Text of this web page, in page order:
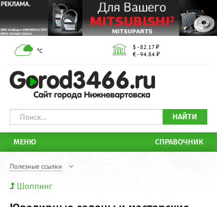
°С
$ - 82.17 ₽
€ - 94.84 ₽
НАЙТИ
МЕНЮ СПРАВОЧНИК
Полезные ссылки
Шоппинг